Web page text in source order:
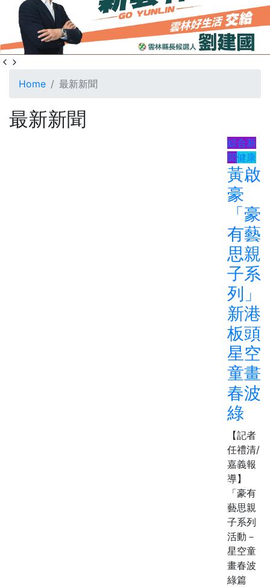
Home 最新新聞
最新新聞
綜合新
聞健康
黃啟
豪
「豪
有藝
思親
子系
列」
新港
板頭
星空
童畫
春波
綠
【記者
任禮清/
嘉義報
導】
「豪有
藝思親
子系列
活動－
星空童
畫春波
綠篇